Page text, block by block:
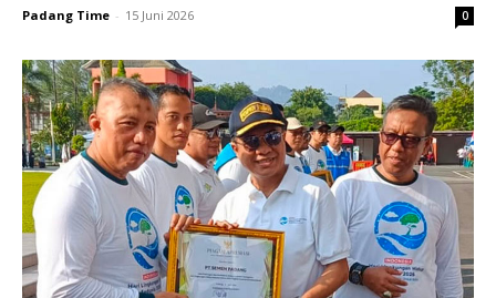
Padang Time - 15 Juni 2026 0